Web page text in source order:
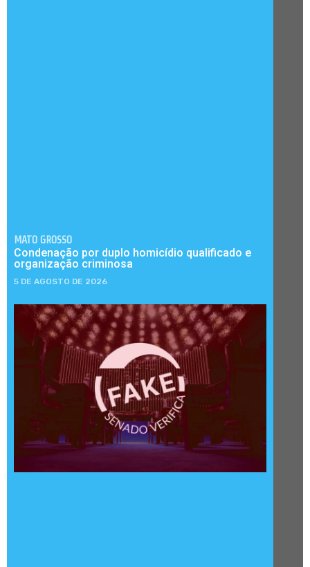
MATO GROSSO
Condenação por duplo homicídio qualificado e
organização criminosa
5 DE AGOSTO DE 2026